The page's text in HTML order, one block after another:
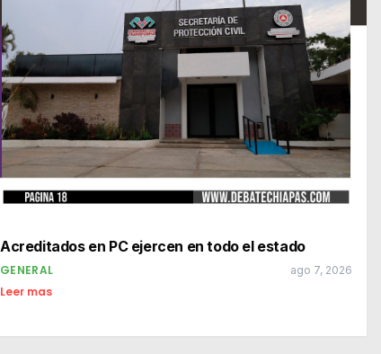
Acreditados en PC ejercen en todo el estado
GENERAL ago 7, 2026
Leer mas